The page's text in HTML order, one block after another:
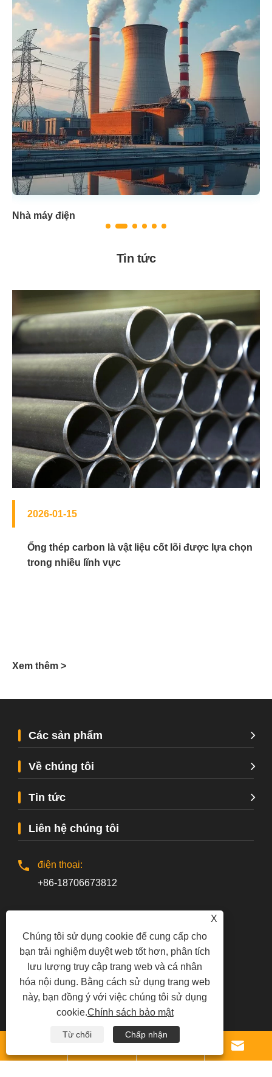
Nhà máy điện
Tin tức
2026-01-15
Ống thép carbon là vật liệu cốt lõi được lựa chọn
trong nhiều lĩnh vực
Xem thêm >
Các sản phẩm
Về chúng tôi
Tin tức
Liên hệ chúng tôi
điện thoại:
+86-18706673812
+86-536-3507777
E-mail:
rayshiwang@163.com
Địa chỉ:
Làng phía đông Lijiaguanzhuang, Khu phát triển
kinh tế Thanh Châu, thành phố Duy Phường, tỉnh
 
X
Chúng tôi sử dụng cookie để cung cấp cho
bạn trải nghiệm duyệt web tốt hơn, phân tích
lưu lượng truy cập trang web và cá nhân
hóa nội dung. Bằng cách sử dụng trang web
này, bạn đồng ý với việc chúng tôi sử dụng
cookie.Chính sách bảo mật
Từ chối Chấp nhận